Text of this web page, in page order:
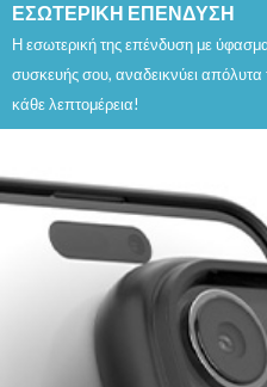
ΕΣΩΤΕΡΙΚΗ ΕΠΕΝΔΥΣΗ
Η εσωτερική της επένδυση με
συσκευής σου, αναδεικνύει
κάθε λεπτομέρεια!